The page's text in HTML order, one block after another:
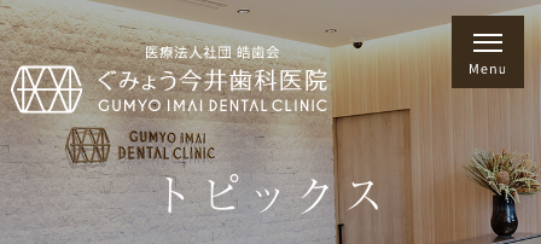
トピックス